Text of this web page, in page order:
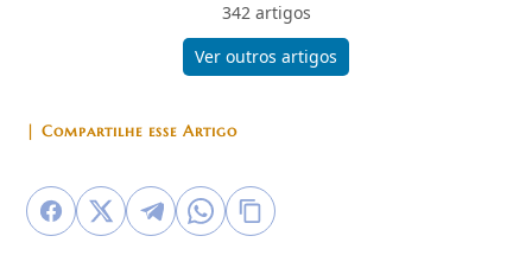
342 artigos
Ver outros artigos
| Compartilhe esse Artigo